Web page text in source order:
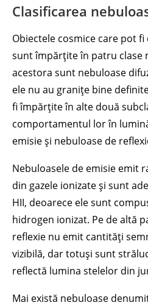
Clasificarea
Obiectele cosmice care pot
sunt împărțite în patru clase
acestora sunt nebuloase
ele nu au granițe bine
fi împărțite în alte două
comportamentul lor în
emisie și nebuloase de
Nebuloasele de emisie emit
din gazele ionizate și sunt
HII, deoarece ele sunt
hidrogen ionizat. Pe de altă
reflexie nu emit cantități
vizibilă, dar totuși sunt
reflectă lumina stelelor din
Mai există nebuloase